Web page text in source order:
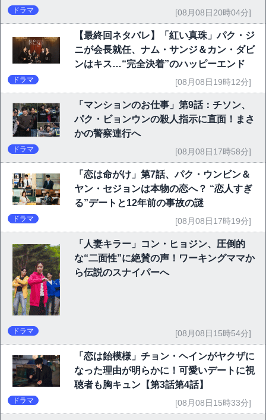
ドラマ [08月08日20時04分]
【最終回ネタバレ】「紅い真珠」パク・ジ
ニが会長就任、ナム・サンジ＆カン・ダビ
ンはキス…“完全決着”のハッピーエンド
ドラマ [08月08日19時12分]
「マンションのお仕事」第9話：チソン、
パク・ビョンウンの殺人指示に直面！まさ
かの警察連行へ
ドラマ [08月08日17時58分]
「恋は命がけ」第7話、パク・ウンビン＆
ヤン・セジョンは本物の恋へ？ “恋人すぎ
る”デートと12年前の事故の謎
ドラマ [08月08日17時19分]
「人妻キラー」コン・ヒョジン、圧倒的
な“二面性”に絶賛の声！ワーキングママか
ら伝説のスナイパーへ
ドラマ [08月08日15時54分]
「恋は飴模様」チョン・ヘインがヤクザに
なった理由が明らかに！可愛いデートに視
聴者も胸キュン【第3話第4話】
ドラマ [08月08日15時33分]